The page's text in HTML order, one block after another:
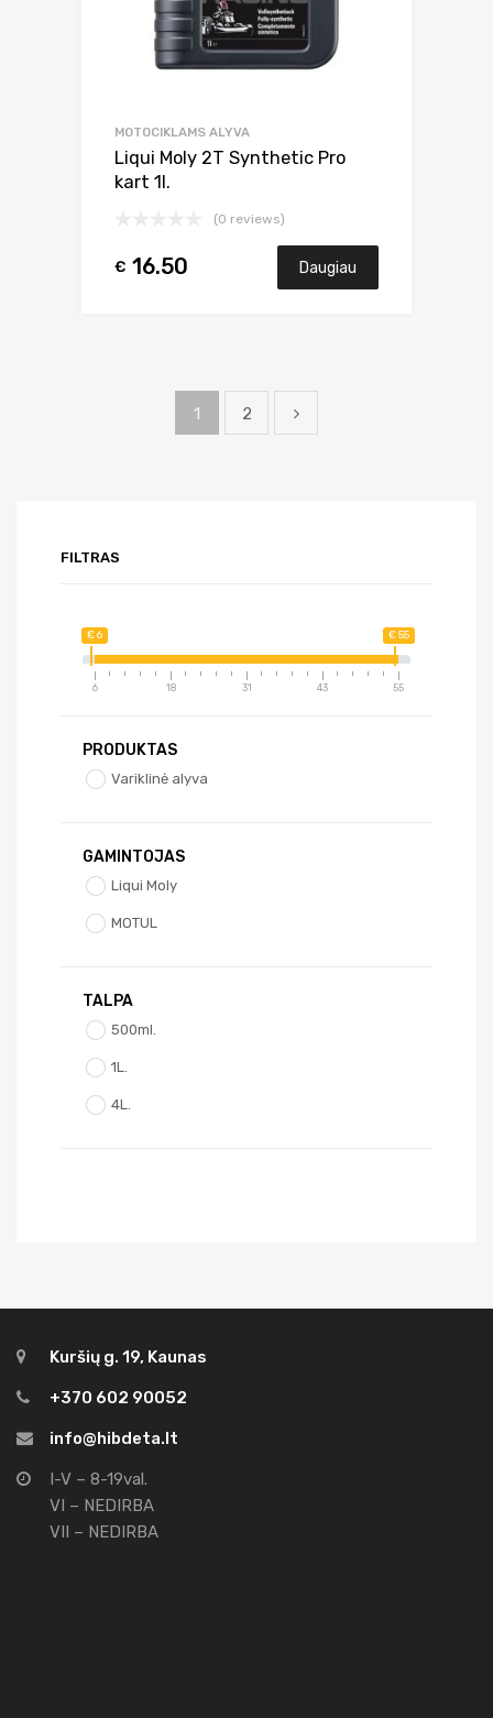
MOTOCIKLAMS ALYVA
Liqui Moly 2T Synthetic Pro
kart 1l.
(0 reviews)
€ 16.50 Daugiau
1 2
FILTRAS
€ 6 € 55
6 18 31 43 55
PRODUKTAS
Variklinė alyva
GAMINTOJAS
Liqui Moly
MOTUL
TALPA
500ml.
1L.
4L.
Kuršių g. 19, Kaunas
+370 602 90052
info@hibdeta.lt
I-V – 8-19val.
VI – NEDIRBA
VII – NEDIRBA